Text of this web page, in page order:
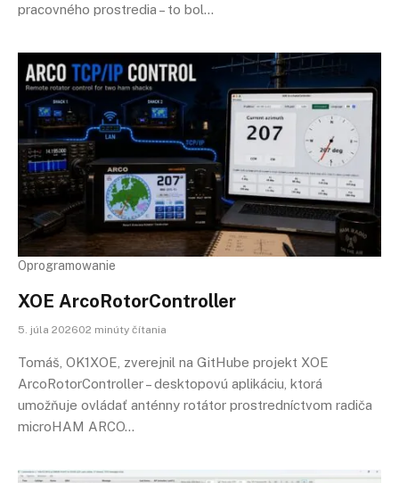
pracovného prostredia – to bol…
Oprogramowanie
XOE ArcoRotorController
5. júla 202602 minúty čítania
Tomáš, OK1XOE, zverejnil na GitHube projekt XOE
ArcoRotorController – desktopovú aplikáciu, ktorá
umožňuje ovládať anténny rotátor prostredníctvom radiča
microHAM ARCO…